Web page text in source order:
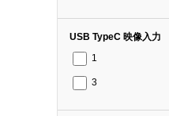
USB TypeC 映像入力
1
3